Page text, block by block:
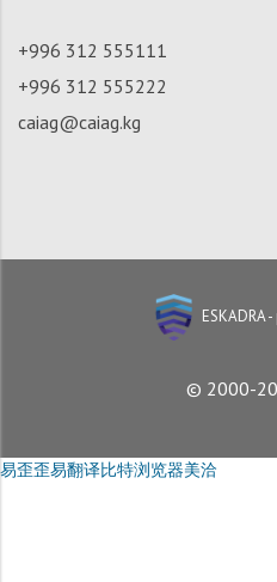
+996 312 555111
+996 312 555222
caiag@caiag.kg
ESKADRA
© 2000-
易歪歪易翻译比特浏览器美洽